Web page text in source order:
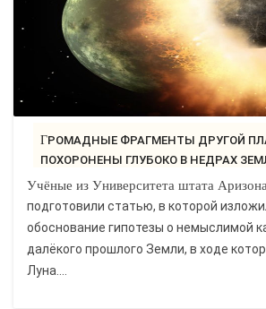
ГРОМАДНЫЕ ФРАГМЕНТЫ ДРУГОЙ ПЛАНЕТЫ
ПОХОРОНЕНЫ ГЛУБОКО В НЕДРАХ
Учёные из Университета штата
подготовили статью, в которой
обоснование гипотезы о немыслимой
далёкого прошлого Земли, в ходе
Луна....